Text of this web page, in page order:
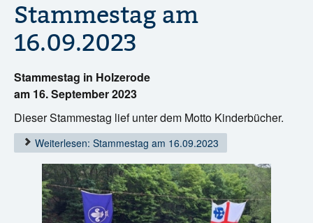
Stammestag am
16.09.2023
Stammestag in Holzerode
am 16. September 2023
Dieser Stammestag lief unter dem Motto Kinderbücher.
Weiterlesen: Stammestag am 16.09.2023